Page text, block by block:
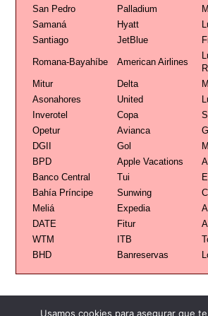
San Pedro
Palladium
Samaná
Hyatt
Santiago
JetBlue
Romana-Bayahíbe American Airlines
Mitur
Delta
Asonahores
United
Inverotel
Copa
Opetur
Avianca
DGII
Gol
BPD
Apple Vacations
Banco Central
Tui
Bahía Príncipe
Sunwing
Meliá
Expedia
DATE
Fitur
WTM
ITB
BHD
Banreservas
Usamos cookies para asegurar que